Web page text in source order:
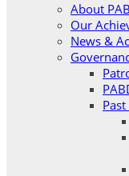
About
Our
News &